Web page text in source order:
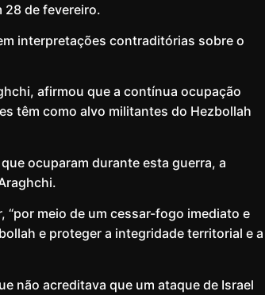
28 de fevereiro.
interpretações contraditórias sobre o
afirmou que a contínua ocupação
têm como alvo militantes do Hezbollah
ocuparam durante esta guerra, a
“por meio de um cessar-fogo imediato e
e proteger a integridade territorial e a
não acreditava que um ataque de Israel